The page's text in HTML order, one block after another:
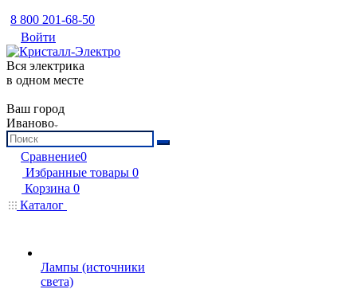
8 800 201-68-50
Войти
Вся электрика
в одном месте
Ваш город
Иваново
Сравнение0
Избранные товары 0
Корзина 0
Каталог
Лампы (источники
света)